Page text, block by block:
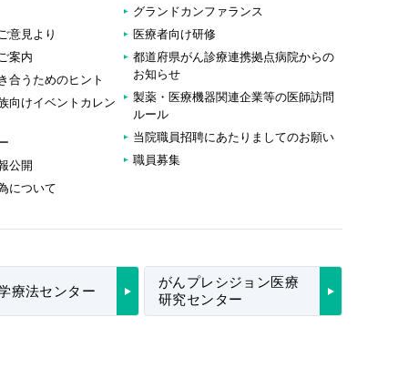
意見より
案内
合うためのヒント
向けイベントカレン
公開
について
グランドカンファランス
医療者向け研修
都道府県がん診療連携拠点病院からの
お知らせ
製薬・医療機器関連企業等の医師訪問
ルール
当院職員招聘にあたりましてのお願い
職員募集
療法センター
がんプレシジョン医療
研究センター